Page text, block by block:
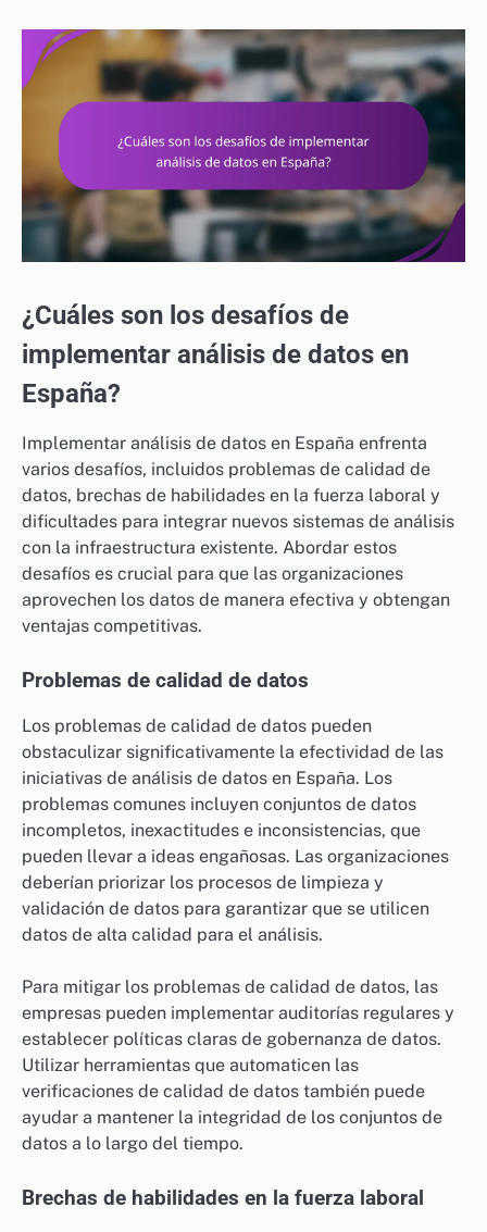
¿Cuáles son los desafíos de
implementar análisis de datos en
España?
Implementar análisis de datos en España enfrenta
varios desafíos, incluidos problemas de calidad de
datos, brechas de habilidades en la fuerza laboral y
dificultades para integrar nuevos sistemas de análisis
con la infraestructura existente. Abordar estos
desafíos es crucial para que las organizaciones
aprovechen los datos de manera efectiva y obtengan
ventajas competitivas.
Problemas de calidad de datos
Los problemas de calidad de datos pueden
obstaculizar significativamente la efectividad de las
iniciativas de análisis de datos en España. Los
problemas comunes incluyen conjuntos de datos
incompletos, inexactitudes e inconsistencias, que
pueden llevar a ideas engañosas. Las organizaciones
deberían priorizar los procesos de limpieza y
validación de datos para garantizar que se utilicen
datos de alta calidad para el análisis.
Para mitigar los problemas de calidad de datos, las
empresas pueden implementar auditorías regulares y
establecer políticas claras de gobernanza de datos.
Utilizar herramientas que automaticen las
verificaciones de calidad de datos también puede
ayudar a mantener la integridad de los conjuntos de
datos a lo largo del tiempo.
Brechas de habilidades en la fuerza laboral